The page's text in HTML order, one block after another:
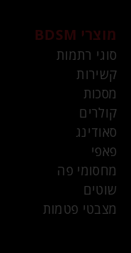
מוצרי BDSM
סוגי רתמות
קשירות
מסכות
קולרים
סאודינג
פאפי
מחסומי פה
שוטים
מצבטי פטמות